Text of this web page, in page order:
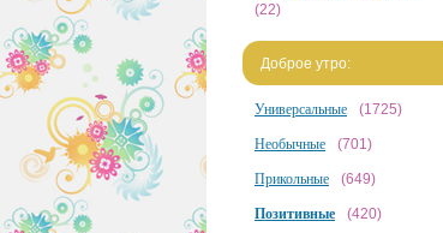
(22)
Доброе утро:
Универсальные (1725)
Необычные (701)
Прикольные (649)
Позитивные (420)